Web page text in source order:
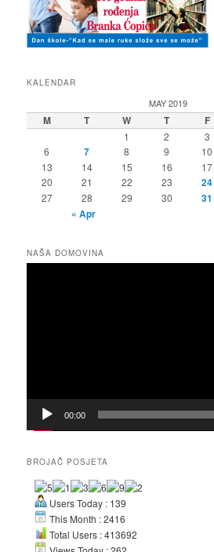
KALENDAR
MAY 2019
M T W T F
1 2 3
6
7 8 9 10
13
14 15 16 17
20
21 22 23 24
27
28 29 30
31
« Apr
NAŠA DOMOVINA
00:00
BROJAČ POSJETA
Users Today : 139
This Month : 2416
Total Users : 413692